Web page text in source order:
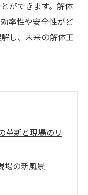
ができます。解体
率性や安全性がど
し、未来の解体工
革新と現場のリ
場の新風景
構造把握の先進